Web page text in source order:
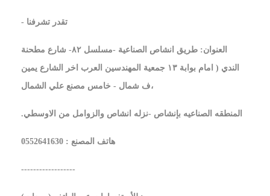
- تقدر تشرفنا
العنوان: طريق انشاص الصناعية -مسلسل ٨٢- شارع مطحنة
الندي ( امام بوابة ١٣ جمعية المهندسين العرب اخر الشارع يمين
ف شمال - خامس مصنع علي الشمال،
.المنطقه الصناعيه بإنشاص -نزله انشاص والزوامل من الاوسطي
هاتف المصنع : 0552641630
------------------